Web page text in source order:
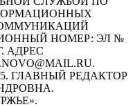
НОМЕР: ЭЛ №
АДРЕС
95. ГЛАВНЫЙ РЕДАКТОР